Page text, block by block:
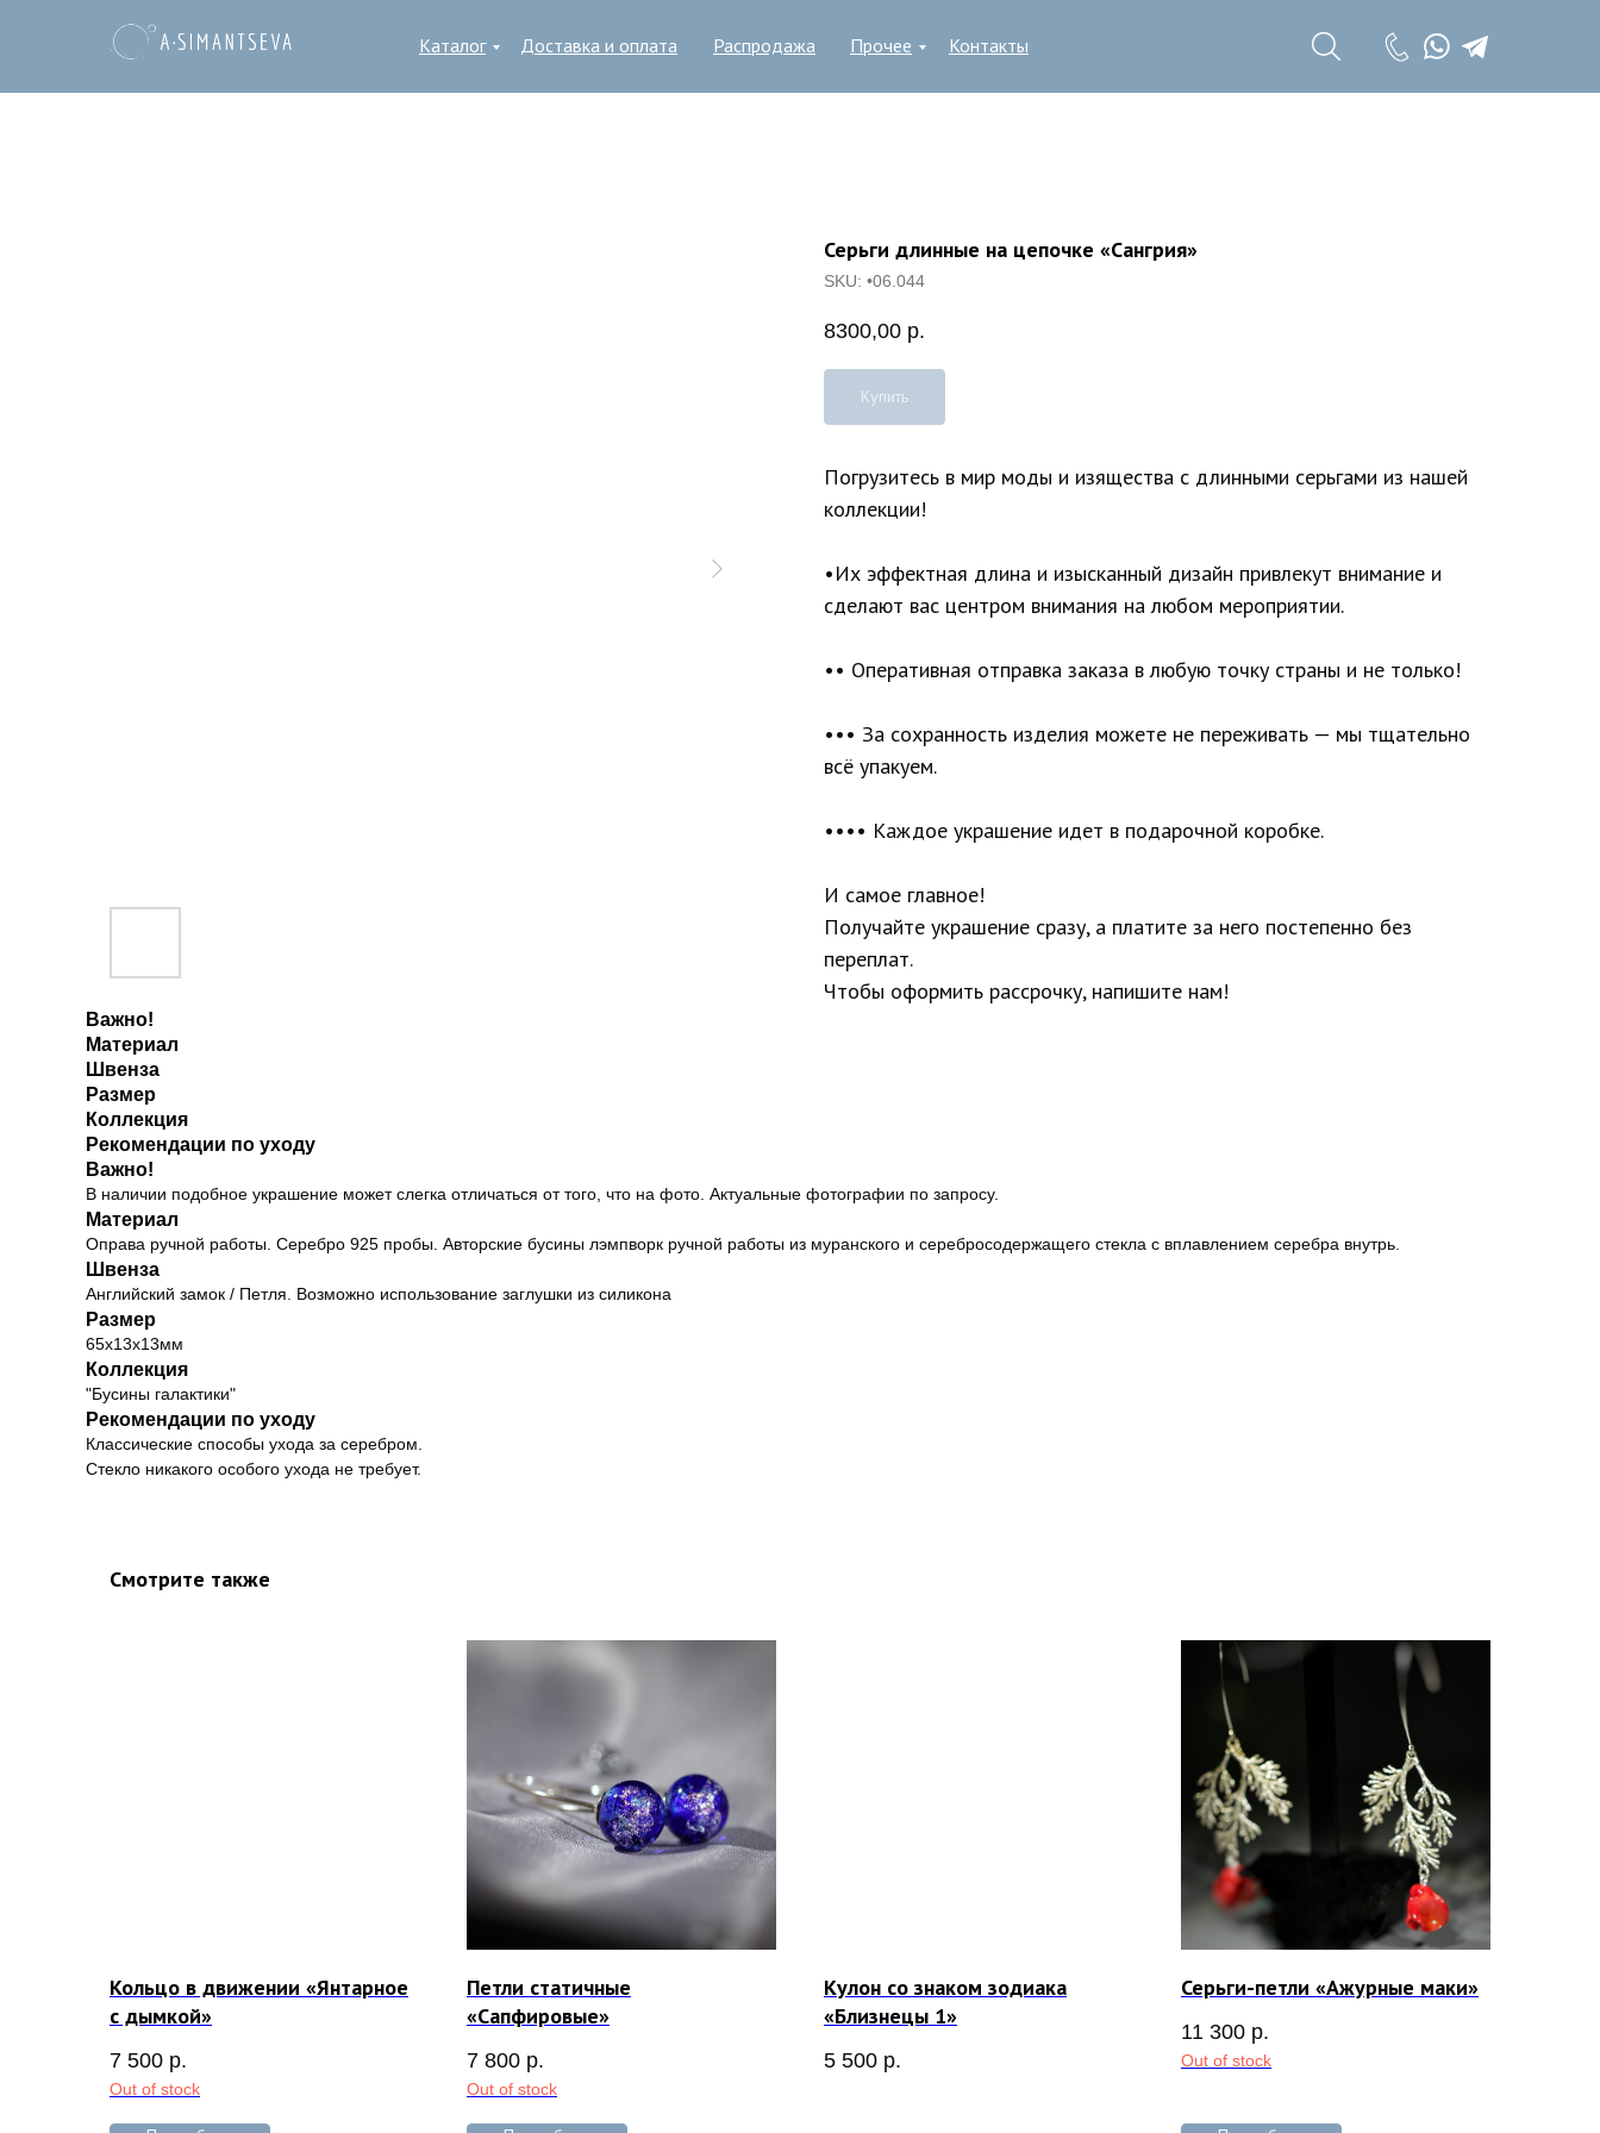
Каталог Контакты
Доставка и оплата Прочее
Распродажа
Серьги длинные на цепочке «Сангрия»
SKU: •06.044
8300,00 р.
Купить
Погрузитесь в мир моды и изящества с длинными серьгами из нашей
коллекции!
•Их эффектная длина и изысканный дизайн привлекут внимание и
сделают вас центром внимания на любом мероприятии.
•• Оперативная отправка заказа в любую точку страны и не только!
••• За сохранность изделия можете не переживать — мы тщательно
всё упакуем.
•••• Каждое украшение идет в подарочной коробке.
И самое главное!
Получайте украшение сразу, а платите за него постепенно без
переплат.
Чтобы оформить рассрочку, напишите нам!
Важно!
Материал
Швенза
Размер
Коллекция
Рекомендации по уходу
Важно!
В наличии подобное украшение может слегка отличаться от того, что на фото. Актуальные фотографии по запросу.
Материал
Оправа ручной работы. Серебро 925 пробы. Авторские бусины лэмпворк ручной работы из муранского и серебросодержащего стекла с вплавлением серебра внутрь.
Швенза
Английский замок / Петля. Возможно использование заглушки из силикона
Размер
65х13х13мм
Коллекция
"Бусины галактики"
Рекомендации по уходу
Классические способы ухода за серебром.
Стекло никакого особого ухода не требует.
Смотрите также
Кольцо в движении «Янтарное
с дымкой»
7 500 р.
Out of stock
Петли статичные
«Сапфировые»
7 800 р.
Out of stock
Кулон со знаком зодиака
«Близнецы 1»
5 500 р.
Серьги-петли «Ажурные маки»
11 300 р.
Out of stock